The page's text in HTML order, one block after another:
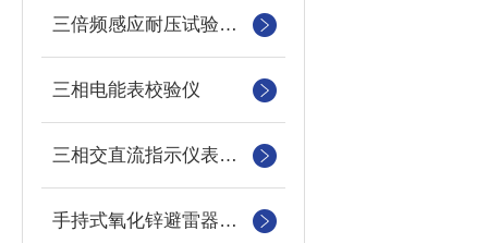
三倍频感应耐压试验装置
三相电能表校验仪
三相交直流指示仪表装置
手持式氧化锌避雷器测试仪